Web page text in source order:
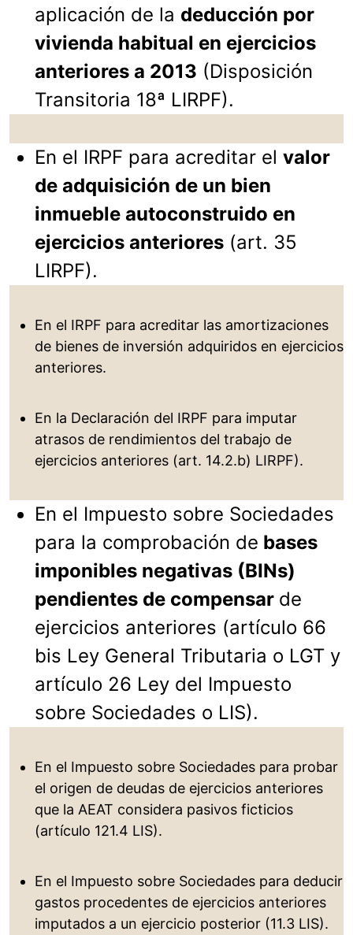
aplicación de la deducción por
vivienda habitual en ejercicios
anteriores a 2013 (Disposición
Transitoria 18ª LIRPF).
En el IRPF para acreditar el valor
de adquisición de un bien
inmueble autoconstruido en
ejercicios anteriores (art. 35
LIRPF).
En el IRPF para acreditar las amortizaciones
de bienes de inversión adquiridos en ejercicios
anteriores.
En la Declaración del IRPF para imputar
atrasos de rendimientos del trabajo de
ejercicios anteriores (art. 14.2.b) LIRPF).
En el Impuesto sobre Sociedades
para la comprobación de bases
imponibles negativas (BINs)
pendientes de compensar de
ejercicios anteriores (artículo 66
bis Ley General Tributaria o LGT y
artículo 26 Ley del Impuesto
sobre Sociedades o LIS).
En el Impuesto sobre Sociedades para probar
el origen de deudas de ejercicios anteriores
que la AEAT considera pasivos ficticios
(artículo 121.4 LIS).
En el Impuesto sobre Sociedades para deducir
gastos procedentes de ejercicios anteriores
imputados a un ejercicio posterior (11.3 LIS).